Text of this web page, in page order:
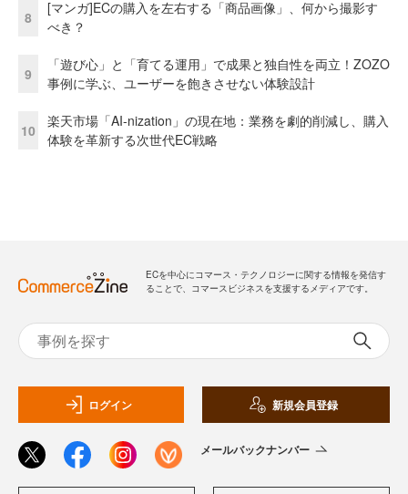
8
[マンガ]ECの購入を左右する「商品画像」、何から撮影す
べき？
9
「遊び心」と「育てる運用」で成果と独自性を両立！ZOZO
事例に学ぶ、ユーザーを飽きさせない体験設計
10
楽天市場「AI-nization」の現在地：業務を劇的削減し、購入
体験を革新する次世代EC戦略
ECを中心にコマース・テクノロジーに関する情報を発信す
ることで、コマースビジネスを支援するメディアです。
ログイン 新規会員登録
メールバックナンバー